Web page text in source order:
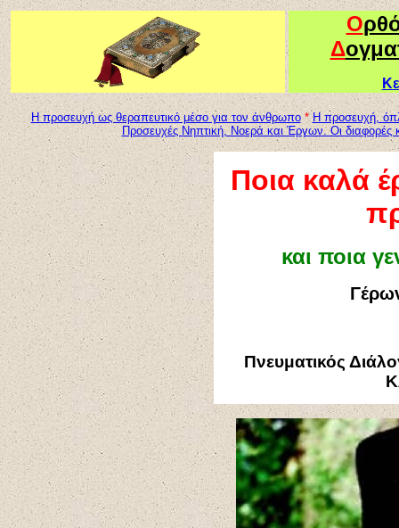
Ο
Δ
Η προσευχή ως θεραπευτικό μέσο για τον άνθρωπο * Η προσευχή,
Προσευχές Νηπτική, Νοερά και Έργων. Οι διαφορές
Ποια καλά
και ποια
Πνευματικός